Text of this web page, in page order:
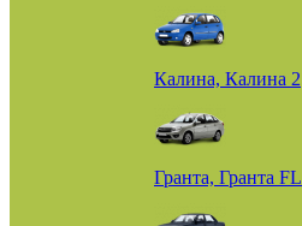
Калина, Калина 2
Гранта, Гранта FL